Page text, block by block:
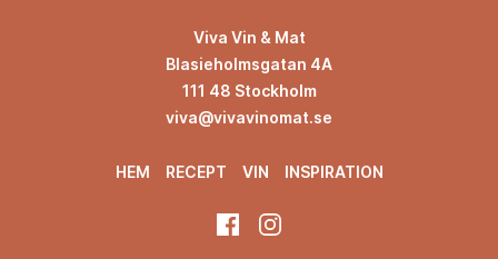
Viva Vin & Mat
Blasieholmsgatan 4A
111 48 Stockholm
viva@vivavinomat.se
HEM RECEPT VIN INSPIRATION